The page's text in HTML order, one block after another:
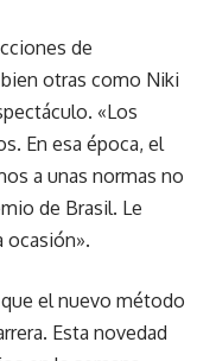
de
otras como Niki
«Los
En esa época, el
a unas normas no
de Brasil. Le
ocasión».
el nuevo método
Esta novedad